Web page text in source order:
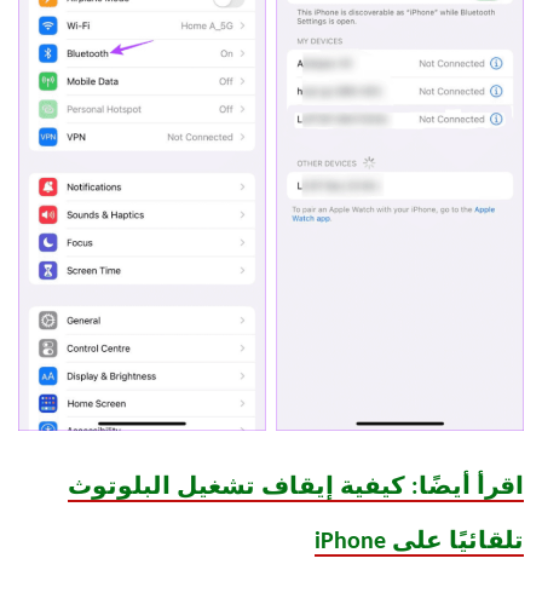
اقرأ أيضًا: كيفية إيقاف تشغيل البلوتوث
تلقائيًا على iPhone